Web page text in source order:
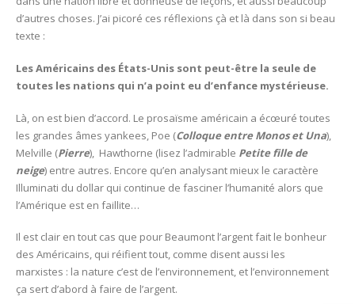
d’autres choses. J’ai picoré ces réflexions çà et là dans son si beau
texte :
Les Américains des États-Unis sont peut-être la seule de
toutes les nations qui n’a point eu d’enfance mystérieuse.
Là, on est bien d’accord. Le prosaïsme américain a écœuré toutes
les grandes âmes yankees, Poe (Colloque entre Monos et Una),
Melville (Pierre), Hawthorne (lisez l’admirable Petite fille de
neige) entre autres. Encore qu’en analysant mieux le caractère
Illuminati du dollar qui continue de fasciner l’humanité alors que
l’Amérique est en faillite…
Il est clair en tout cas que pour Beaumont l’argent fait le bonheur
des Américains, qui réifient tout, comme disent aussi les
marxistes : la nature c’est de l’environnement, et l’environnement
ça sert d’abord à faire de l’argent.